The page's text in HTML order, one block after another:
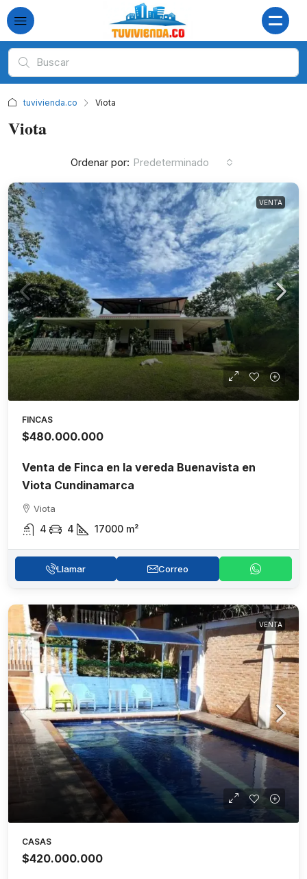
tuvivienda.co Viota
Viota
Ordenar por: Predeterminado
VENTA
FINCAS
$480.000.000
Venta de Finca en la vereda Buenavista en
Viota Cundinamarca
Viota
4 4 17000 m²
Llamar Correo
VENTA
CASAS
$420.000.000